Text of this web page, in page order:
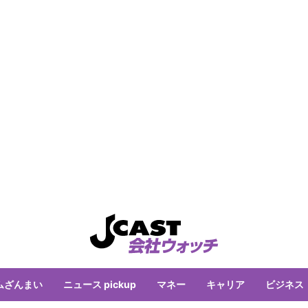
ざんまい ニュース pickup マネー キャリア ビジネス